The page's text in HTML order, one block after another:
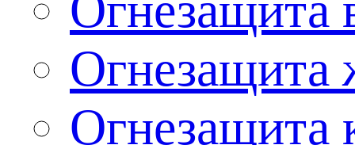
Огнезащита
Огнезащита